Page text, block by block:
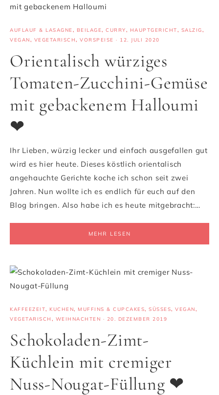
AUFLAUF & LASAGNE, BEILAGE, CURRY, HAUPTGERICHT, SALZIG,
VEGAN, VEGETARISCH, VORSPEISE · 12. JULI 2020
Orientalisch würziges
Tomaten-Zucchini-Gemüse
mit gebackenem Halloumi
❤
Ihr Lieben, würzig lecker und einfach ausgefallen gut
wird es hier heute. Dieses köstlich orientalisch
angehauchte Gerichte koche ich schon seit zwei
Jahren. Nun wollte ich es endlich für euch auf den
Blog bringen. Also habe ich es heute mitgebracht:…
MEHR LESEN
KAFFEEZEIT, KUCHEN, MUFFINS & CUPCAKES, SÜSSES , VEGAN,
VEGETARISCH , WEIHNACHTEN · 20. DEZEMBER 2019
Schokoladen-Zimt-
Küchlein mit cremiger
Nuss-Nougat-Füllung ❤